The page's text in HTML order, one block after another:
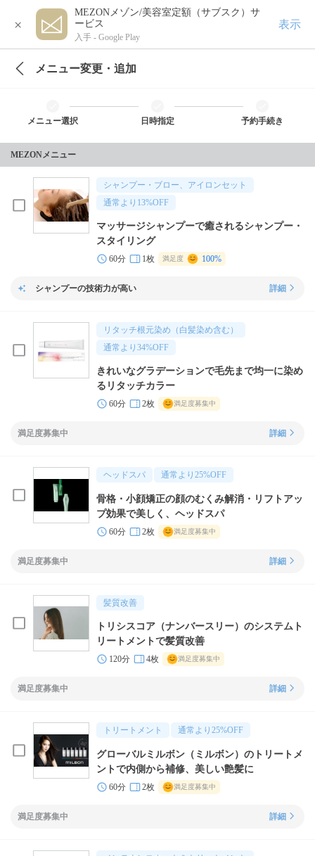
×
MEZONメゾン/美容室定額（サブスク）サ
ービス
入手 - Google Play
表示
メニュー変更・追加
メニュー選択 日時指定 予約手続き
MEZONメニュー
シャンプー・ブロー、アイロンセット
通常より 13%OFF
マッサージシャンプーで癒されるシャンプー・
スタイリング
60分 1枚 満足度 100%
シャンプーの技術力が高い 詳細
リタッチ根元染め（白髪染め含む）
通常より 34%OFF
きれいなグラデーションで毛先まで均一に染め
るリタッチカラー
60分 2枚 満足度募集中
満足度募集中 詳細
ヘッドスパ 通常より 25%OFF
骨格・小顔矯正の顔のむくみ解消・リフトアッ
プ効果で美しく、ヘッドスパ
60分 2枚 満足度募集中
満足度募集中 詳細
髪質改善
トリシスコア（ナンバースリー）のシステムト
リートメントで髪質改善
120分 4枚 満足度募集中
満足度募集中 詳細
トリートメント 通常より 25%OFF
グローバルミルボン（ミルボン）のトリートメ
ントで内側から補修、美しい艶髪に
60分 2枚 満足度募集中
満足度募集中 詳細